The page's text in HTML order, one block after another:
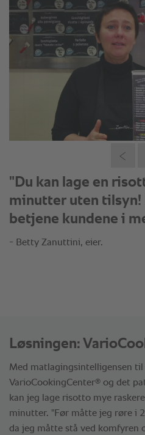
"Du kan lage en
minutter uten tilsyn!
betjene kundene i
- Betty Zanuttini, eier.
Løsningen:
Med matlagingsintelligensen
VarioCookingCenter® og det
kan jeg lage risotto mye
minutter. "Før måtte jeg røre i
da jeg måtte stå ved komfyren